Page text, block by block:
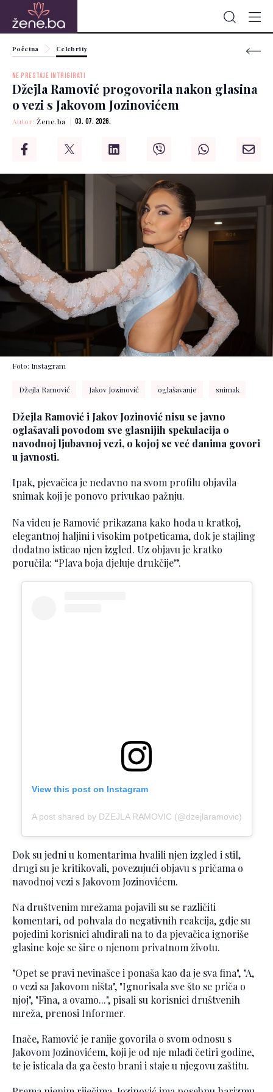
Početna Celebrity
NE PRESTAJE INTRIGIRATI
Džejla Ramović progovorila nakon glasina
o vezi s Jakovom Jozinovićem
Autor:Žene.ba 03. 07. 2026.
Foto: Instagram
Džejla Ramović Jakov Jozinović oglašavanje snimak
Džejla Ramović i Jakov Jozinović nisu se javno
oglašavali povodom sve glasnijih spekulacija o
navodnoj ljubavnoj vezi, o kojoj se već danima govori
u javnosti.
Ipak, pjevačica je nedavno na svom profilu objavila
snimak koji je ponovo privukao pažnju.
Na videu je Ramović prikazana kako hoda u kratkoj,
elegantnoj haljini i visokim potpeticama, dok je stajling
dodatno isticao njen izgled. Uz objavu je kratko
poručila: “Plava boja djeluje drukčije”.
View this post on Instagram
A post shared by DZEJLA RAMOVIC (@dzejlaramovic)
Dok su jedni u komentarima hvalili njen izgled i stil,
drugi su je kritikovali, povezujući objavu s pričama o
navodnoj vezi s Jakovom Jozinovićem.
Na društvenim mrežama pojavili su se različiti
komentari, od pohvala do negativnih reakcija, gdje su
pojedini korisnici aludirali na to da pjevačica ignoriše
glasine koje se šire o njenom privatnom životu.
"Opet se pravi nevinašce i ponaša kao da je sva fina", "A,
o vezi sa Jakovom ništa", "Ignorisala sve što se priča o
njoj", "Fina, a ovamo...", pisali su korisnici društvenih
mreža, prenosi Informer.
Inače, Ramović je ranije govorila o svom odnosu s
Jakovom Jozinovićem, koji je od nje mlađi četiri godine,
te je isticala da ga često brani i staje u njegovu zaštitu.